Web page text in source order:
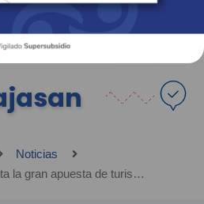
Directorio Servicios En Línea
Noticias
Es oficial, Cajasan presenta la gran apuesta de turismo regenerativo en Topocoro Santander